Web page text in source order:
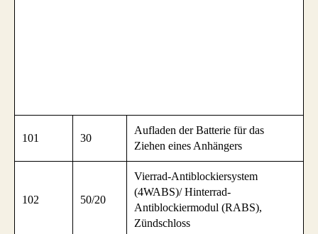
101 30
Aufladen der Batterie für das
Ziehen eines Anhängers
102 50/20
Vierrad-Antiblockiersystem
(4WABS)/ Hinterrad-
Antiblockiermodul (RABS),
Zündschloss